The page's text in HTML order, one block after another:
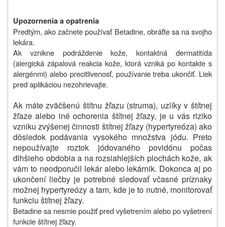
Upozornenia a opatrenia
Predtým, ako začnete používať Betadine, obráťte sa na svojho
lekára.
Ak vznikne podráždenie kože, kontaktná dermatitída
(alergická zápalová reakcia kože, ktorá vzniká po kontakte s
alergénmi) alebo precitlivenosť, používanie treba ukončiť. Liek
pred aplikáciou nezohrievajte.
Ak máte zväčšenú štítnu žľazu (struma), uzlíky v štítnej
žľaze alebo iné ochorenia štítnej žľazy, je u vás riziko
vzniku zvýšenej činnosti štítnej žľazy (hypertyreóza) ako
dôsledok podávania vysokého množstva jódu. Preto
nepoužívajte roztok jódovaného povidónu počas
dlhšieho obdobia a na rozsiahlejších plochách kože, ak
vám to neodporučil lekár alebo lekárnik. Dokonca aj po
ukončení liečby je potrebné sledovať včasné príznaky
možnej hypertyreózy a tam, kde je to nutné, monitorovať
funkciu štítnej žľazy.
Betadine sa nesmie použiť pred vyšetrením alebo po vyšetrení
funkcie štítnej žľazy.